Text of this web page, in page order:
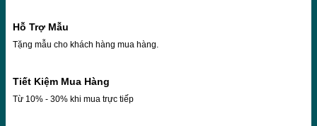
Hỗ Trợ Mẫu
Tặng mẫu cho khách hàng mua hàng.
Tiết Kiệm Mua Hàng
Từ 10% - 30% khi mua trực tiếp